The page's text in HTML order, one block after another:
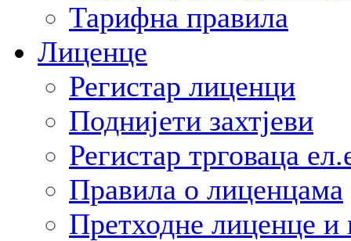
Тарифна правила
Лиценце
Регистар лиценци
Поднијети захтјеви
Регистар трговаца
Правила о лиценцама
Претходне лиценце и